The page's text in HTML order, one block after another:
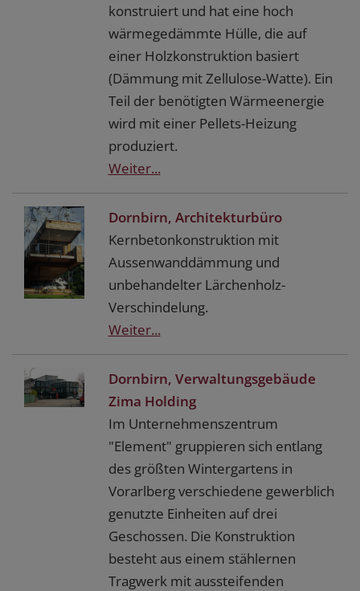
konstruiert und hat eine hoch
wärmegedämmte Hülle, die auf
einer Holzkonstruktion basiert
(Dämmung mit Zellulose-Watte). Ein
Teil der benötigten Wärmeenergie
wird mit einer Pellets-Heizung
produziert.
Weiter...
Dornbirn, Architekturbüro
Kernbetonkonstruktion mit
Aussenwanddämmung und
unbehandelter Lärchenholz-
Verschindelung.
Weiter...
Dornbirn, Verwaltungsgebäude
Zima Holding
Im Unternehmenszentrum
"Element" gruppieren sich entlang
des größten Wintergartens in
Vorarlberg verschiedene gewerblich
genutzte Einheiten auf drei
Geschossen. Die Konstruktion
besteht aus einem stählernen
Tragwerk mit aussteifenden